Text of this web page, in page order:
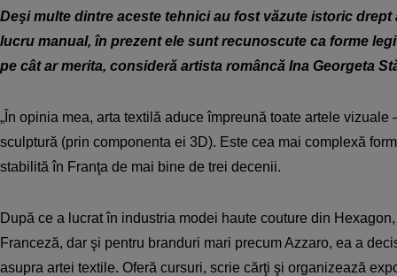
Deşi multe dintre aceste tehnici au fost văzute istoric drept
lucru manual, în prezent ele sunt recunoscute ca forme
pe cât ar merita, consideră artista româncă Ina Georgeta
„În opinia mea, arta textilă aduce împreună toate artele vizuale
sculptură (prin componenta ei 3D). Este cea mai complexă
stabilită în Franţa de mai bine de trei decenii.
După ce a lucrat în industria modei haute couture din
Franceză, dar şi pentru branduri mari precum Azzaro, ea a
asupra artei textile. Oferă cursuri, scrie cărţi şi organizează